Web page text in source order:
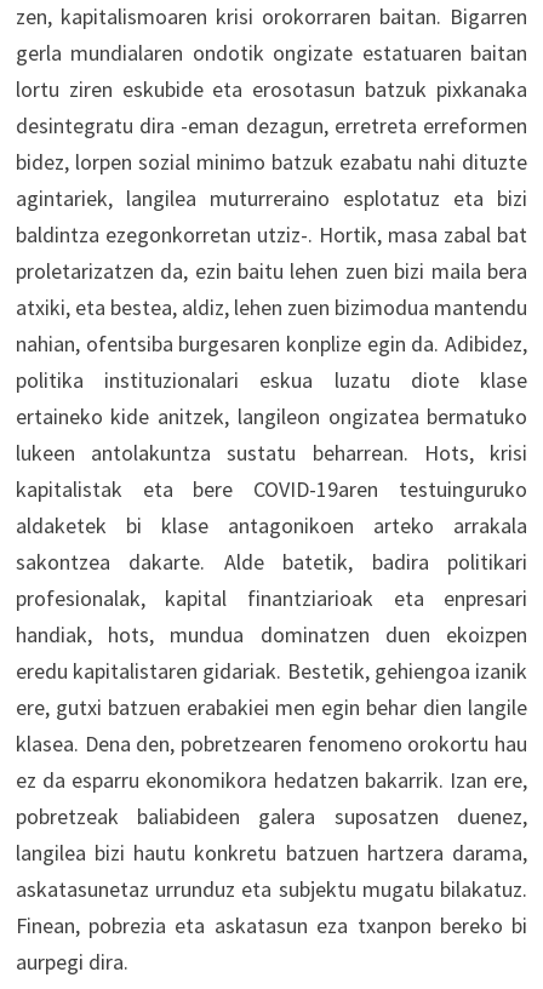
zen, kapitalismoaren krisi orokorraren baitan. Bigarren
gerla mundialaren ondotik ongizate estatuaren baitan
lortu ziren eskubide eta erosotasun batzuk pixkanaka
desintegratu dira -eman dezagun, erretreta erreformen
bidez, lorpen sozial minimo batzuk ezabatu nahi dituzte
agintariek, langilea muturreraino esplotatuz eta bizi
baldintza ezegonkorretan utziz-. Hortik, masa zabal bat
proletarizatzen da, ezin baitu lehen zuen bizi maila bera
atxiki, eta bestea, aldiz, lehen zuen bizimodua mantendu
nahian, ofentsiba burgesaren konplize egin da. Adibidez,
politika instituzionalari eskua luzatu diote klase
ertaineko kide anitzek, langileon ongizatea bermatuko
lukeen antolakuntza sustatu beharrean. Hots, krisi
kapitalistak eta bere COVID-19aren testuinguruko
aldaketek bi klase antagonikoen arteko arrakala
sakontzea dakarte. Alde batetik, badira politikari
profesionalak, kapital finantziarioak eta enpresari
handiak, hots, mundua dominatzen duen ekoizpen
eredu kapitalistaren gidariak. Bestetik, gehiengoa izanik
ere, gutxi batzuen erabakiei men egin behar dien langile
klasea. Dena den, pobretzearen fenomeno orokortu hau
ez da esparru ekonomikora hedatzen bakarrik. Izan ere,
pobretzeak baliabideen galera suposatzen duenez,
langilea bizi hautu konkretu batzuen hartzera darama,
askatasunetaz urrunduz eta subjektu mugatu bilakatuz.
Finean, pobrezia eta askatasun eza txanpon bereko bi
aurpegi dira.